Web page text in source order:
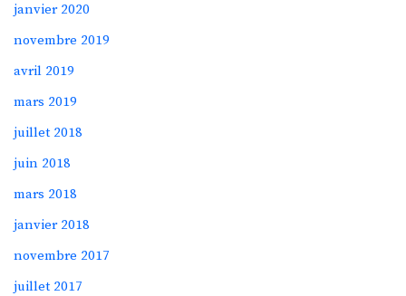
janvier 2020
novembre 2019
avril 2019
mars 2019
juillet 2018
juin 2018
mars 2018
janvier 2018
novembre 2017
juillet 2017